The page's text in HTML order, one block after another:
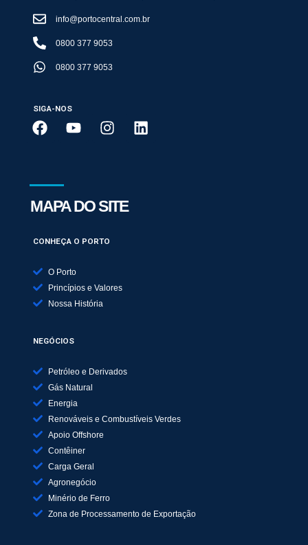
info@portocentral.com.br
0800 377 9053
0800 377 9053
SIGA-NOS
MAPA DO SITE
CONHEÇA O PORTO
O Porto
Princípios e Valores
Nossa História
NEGÓCIOS
Petróleo e Derivados
Gás Natural
Energia
Renováveis e Combustíveis Verdes
Apoio Offshore
Contêiner
Carga Geral
Agronegócio
Minério de Ferro
Zona de Processamento de Exportação